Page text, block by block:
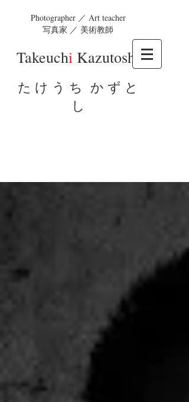
Photographer ／ Art teacher
写真家 ／ 美術教師
Takeuchi Kazutosh
た け う ち か ず と
し